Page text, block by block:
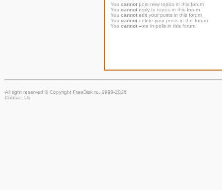
You cannot post new topics in this forum
You cannot reply to topics in this forum
You cannot edit your posts in this forum
You cannot delete your posts in this forum
You cannot vote in polls in this forum
All right reserved © Copyright FreeDisk.ru, 1999-2026
Contact Us